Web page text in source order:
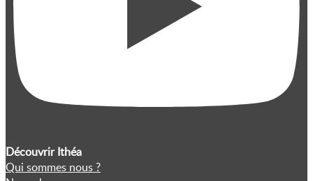
Découvrir Ithéa
Qui sommes nous ?